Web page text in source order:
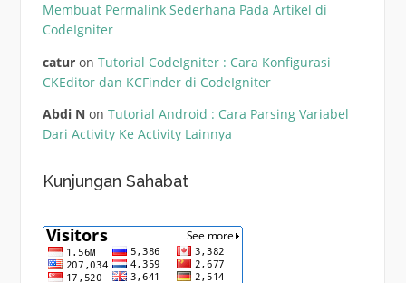
Membuat Permalink Sederhana Pada Artikel di
CodeIgniter
caturon Tutorial CodeIgniter : Cara Konfigurasi
CKEditor dan KCFinder di CodeIgniter
Abdi N on Tutorial Android : Cara Parsing Variabel
Dari Activity Ke Activity Lainnya
Kunjungan Sahabat